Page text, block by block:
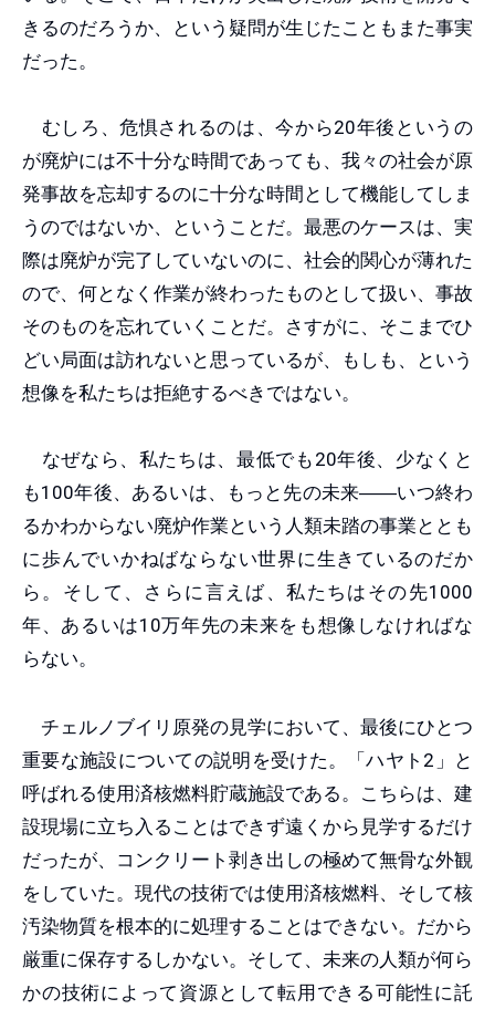
きるのだろうか、という疑問が生じたこともまた事実
だった。
むしろ、危惧されるのは、今から20年後というの
が廃炉には不十分な時間であっても、我々の社会が原
発事故を忘却するのに十分な時間として機能してしま
うのではないか、ということだ。最悪のケースは、実
際は廃炉が完了していないのに、社会的関心が薄れた
ので、何となく作業が終わったものとして扱い、事故
そのものを忘れていくことだ。さすがに、そこまでひ
どい局面は訪れないと思っているが、もしも、という
想像を私たちは拒絶するべきではない。
なぜなら、私たちは、最低でも20年後、少なくと
も100年後、あるいは、もっと先の未来――いつ終わ
るかわからない廃炉作業という人類未踏の事業ととも
に歩んでいかねばならない世界に生きているのだか
ら。そして、さらに言えば、私たちはその先1000
年、あるいは10万年先の未来をも想像しなければな
らない。
チェルノブイリ原発の見学において、最後にひとつ
重要な施設についての説明を受けた。「ハヤト2」と
呼ばれる使用済核燃料貯蔵施設である。こちらは、建
設現場に立ち入ることはできず遠くから見学するだけ
だったが、コンクリート剥き出しの極めて無骨な外観
をしていた。現代の技術では使用済核燃料、そして核
汚染物質を根本的に処理することはできない。だから
厳重に保存するしかない。そして、未来の人類が何ら
かの技術によって資源として転用できる可能性に託